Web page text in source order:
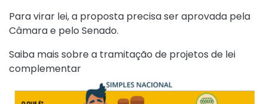
Para virar lei, a proposta precisa ser aprovada pela
Câmara e pelo Senado.
Saiba mais sobre a tramitação de projetos de lei
complementar